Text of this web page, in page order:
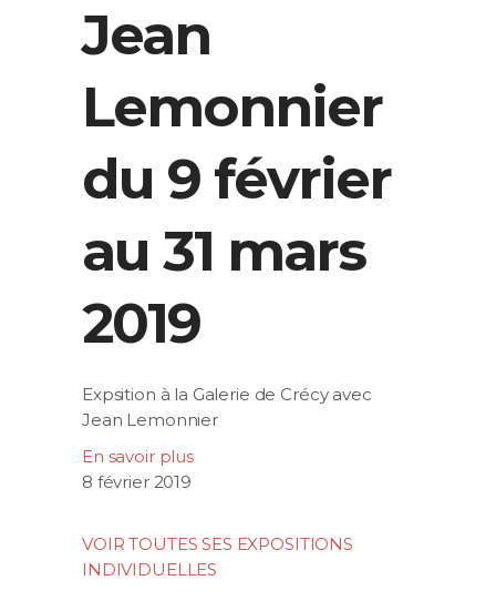
Jean
Lemonnier
du 9 février
au 31 mars
2019
Expsition à la Galerie de Crécy avec
Jean Lemonnier
En savoir plus
8 février 2019
VOIR TOUTES SES EXPOSITIONS
INDIVIDUELLES